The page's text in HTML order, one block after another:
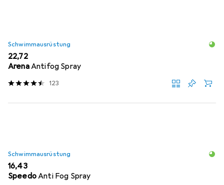
Schwimmausrüstung
EUR
22,72
ArenaAntifog Spray
123
Schwimmausrüstung
EUR
16,43
SpeedoAnti Fog Spray